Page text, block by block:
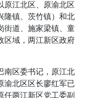
原江北区、原渝北区
隆镇、茨竹镇）和北
街道、施家梁镇、童
区域，两江新区政府
南区委书记，原江北
渝北区区长廖红军已
任两江新区党工委副